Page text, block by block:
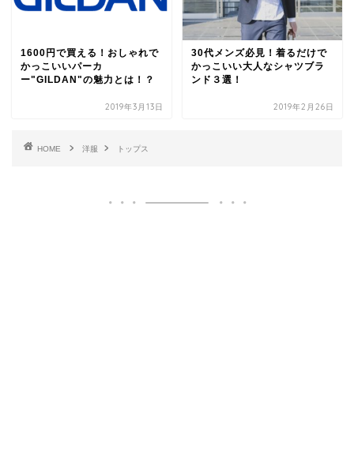
1600円で買える！おしゃれで
かっこいいパーカ
ー"GILDAN"の魅力とは！？
2019年3月13日
30代メンズ必見！着るだけで
かっこいい大人なシャツブラ
ンド３選！
2019年2月26日
HOME 洋服 トップス